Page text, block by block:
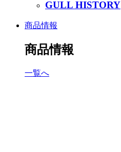
GULL HISTORY
商品情報
商品情報
一覧へ